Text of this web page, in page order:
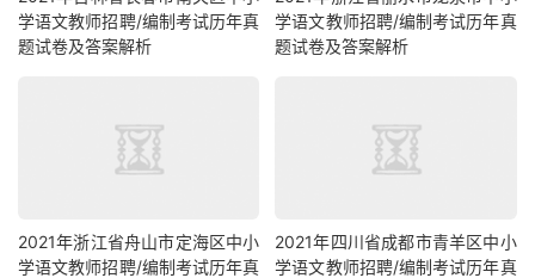
学语文教师招聘/编制考试历年真
题试卷及答案解析
学语文教师招聘/编制考试历年真
题试卷及答案解析
2021年浙江省舟山市定海区中小
学语文教师招聘/编制考试历年真
2021年四川省成都市青羊区中小
学语文教师招聘/编制考试历年真